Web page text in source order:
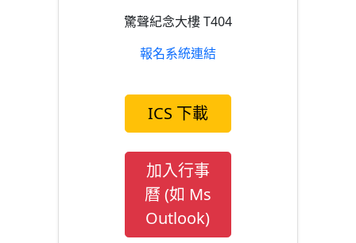
驚聲紀念大樓 T404
報名系統連結
ICS 下載
加入行事
曆 (如 Ms
Outlook)